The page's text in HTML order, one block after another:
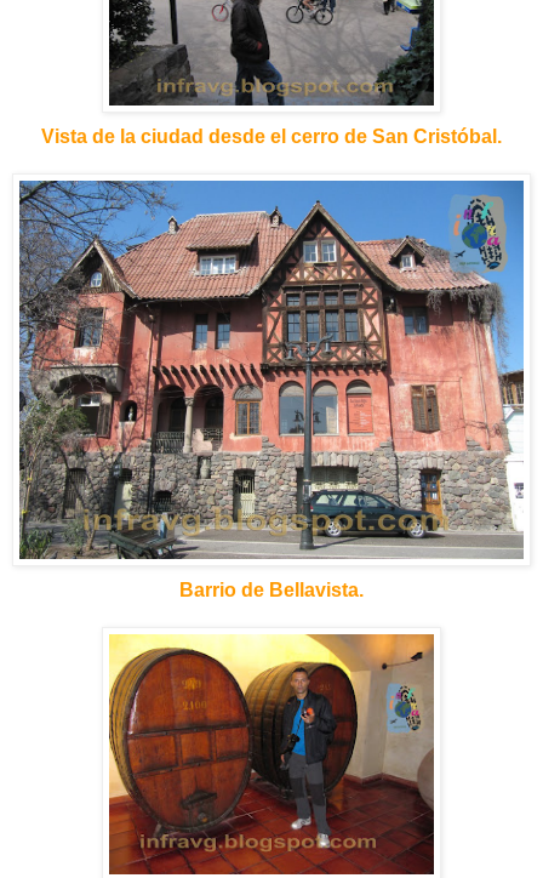
Vista de la ciudad desde el cerro de San Cristóbal.
Barrio de Bellavista.